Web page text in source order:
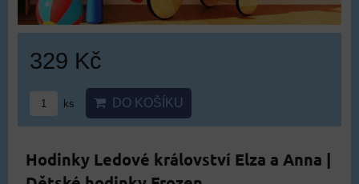
329 Kč
ks DO KOŠÍKU
Hodinky Ledové království Elza a Anna |